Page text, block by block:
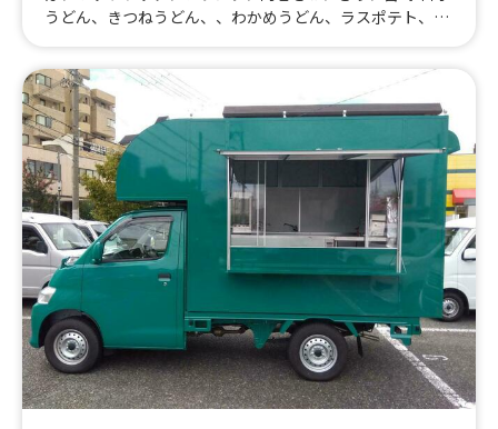
うどん、きつねうどん、、わかめうどん、ラスポテト、ロ
ングチュロス、アイスブリュレクレープ,、 アイスブリュ
レクレープ 、 チーズドッグ ロングチュロス フルフ
ルポテト 唐揚げ